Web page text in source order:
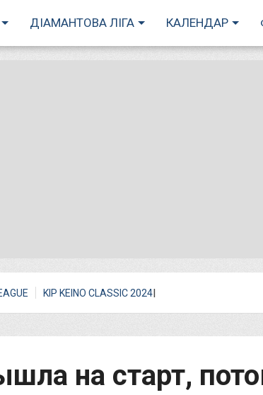
ДІАМАНТОВА ЛІГА КАЛЕНДАР
I
KIP KEINO CLASSIC 2024
на старт,